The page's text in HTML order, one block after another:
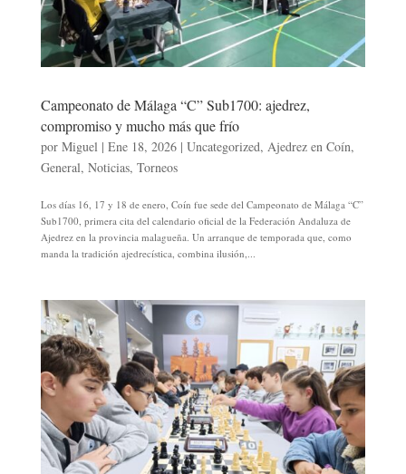
Campeonato de Málaga “C” Sub1700: ajedrez,
compromiso y mucho más que frío
por Miguel| Ene 18, 2026| Uncategorized, Ajedrez en Coín,
General, Noticias, Torneos
Los días 16, 17 y 18 de enero, Coín fue sede del Campeonato de Málaga “C”
Sub1700, primera cita del calendario oficial de la Federación Andaluza de
Ajedrez en la provincia malagueña. Un arranque de temporada que, como
manda la tradición ajedrecística, combina ilusión,...